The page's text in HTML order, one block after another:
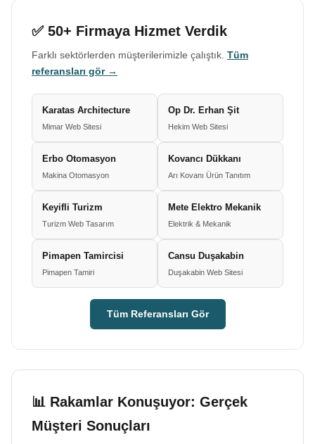
✅ 50+ Firmaya Hizmet Verdik
Farklı sektörlerden müşterilerimizle çalıştık. Tüm
referansları gör →
Karatas Architecture
Mimar Web Sitesi
Op Dr. Erhan Şit
Hekim Web Sitesi
Erbo Otomasyon
Makina Otomasyon
Kovancı Dükkanı
Arı Kovanı Ürün Tanıtım
Keyifli Turizm
Turizm Web Tasarım
Mete Elektro Mekanik
Elektrik & Mekanik
Pimapen Tamircisi
Pimapen Tamiri
Cansu Duşakabin
Duşakabin Web Sitesi
Tüm Referansları Gör
📊 Rakamlar Konuşuyor: Gerçek
Müşteri Sonuçları